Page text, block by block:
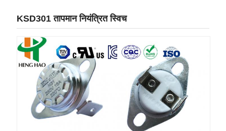
KSD301 तापमान नियंत्रित स्विच